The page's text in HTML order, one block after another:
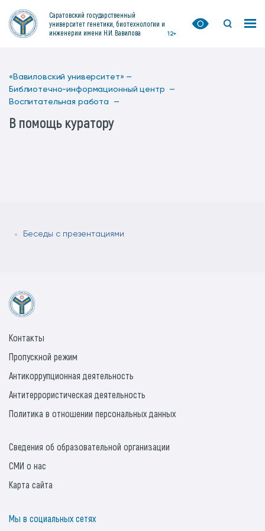
Саратовский государственный
университет генетики, биотехнологии и
инженерии имени Н.И. Вавилова
12+
«Вавиловский университет» —
Библиотечно-информационный центр —
Воспитательная работа —
В помощь куратору
Беседы с презентациями
Контакты
Пропускной режим
Антикоррупционная деятельность
Антитеррористическая деятельность
Политика в отношении персональных данных
Сведения об образовательной организации
СМИ о нас
Карта сайта
Мы в социальных сетях